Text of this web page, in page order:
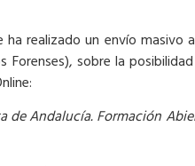
realizado un envío
Forenses), sobre la
de Andalucía. Formación